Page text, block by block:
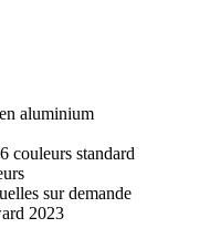
aluminium
couleurs standard
sur demande
2023